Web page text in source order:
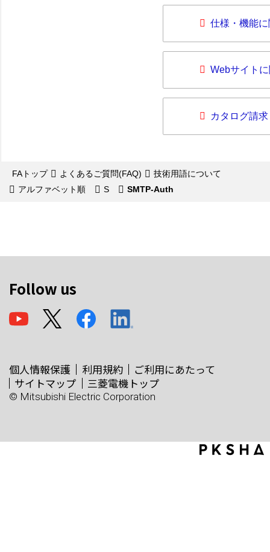
仕様・機能
Webサイト
カタログ請求
FAトップ よくあるご質問(FAQ)
技術用語について
アルファベット順
S SMTP-Auth
Follow us
個人情報保護 利用規約
ご利用にあたって
サイトマップ
三菱電機トップ
© Mitsubishi Electric Corporation